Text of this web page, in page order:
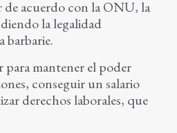
de acuerdo con la ONU, la
la legalidad
barbarie.
para mantener el poder
conseguir un salario
derechos laborales, que